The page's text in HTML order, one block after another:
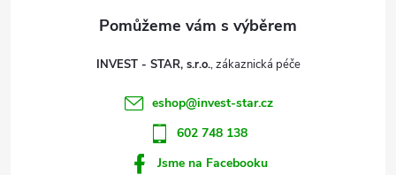
INVEST - STAR, s.r.o.
eshop@invest-star.cz
602 748 138
Jsme na Facebooku